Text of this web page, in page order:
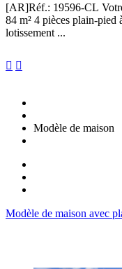
[AR]Réf.: 19596-CL
84 m² 4 pièces plain-pied
lotissement ...
 
Modèle de maison
Modèle de maison avec